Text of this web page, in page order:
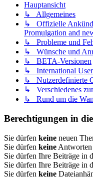
Hauptansicht
↳ Allgemeines
↳ Offizielle
Promulgation and
↳ Probleme und
↳ Wünsche und
↳ BETA-Versionen
↳ International
↳ Nutzerdefinierte
↳ Verschiedenes
↳ Rund um die
Berechtigungen in
Sie dürfen keine neuen
Sie dürfen keine Antworten
Sie dürfen Ihre Beiträge in
Sie dürfen Ihre Beiträge in
Sie dürfen keine